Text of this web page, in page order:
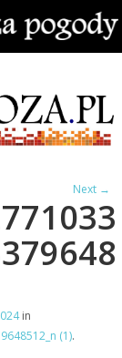
Next →
in
(1).